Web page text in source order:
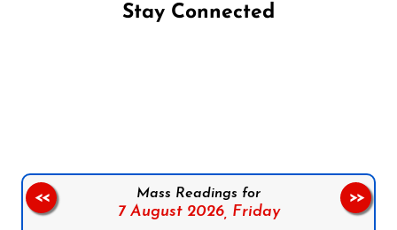
Stay Connected
Mass Readings for
7 August 2026, Friday
<< >>